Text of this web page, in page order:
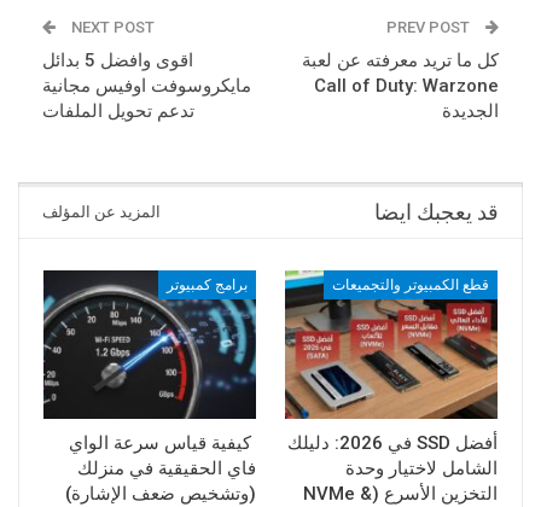
كل ما تريد معرفته عن لعبة
Call of Duty: Warzone
الجديدة
NEXT POST
اقوى وافضل 5 بدائل
مايكروسوفت اوفيس مجانية
تدعم تحويل الملفات
قد يعجبك ايضا المزيد عن المؤلف
قطع الكمبيوتر والتجميعات
أفضل SSD في 2026: دليلك
الشامل لاختيار وحدة
التخزين الأسرع (NVMe &
برامج كمبيوتر
كيفية قياس سرعة الواي
فاي الحقيقية في منزلك
(وتشخيص ضعف الإشارة)